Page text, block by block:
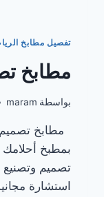
تفصيل مطابخ
مطابخ
بواسطة maram
مطابخ
بمطبخ
تصميم
استشارة